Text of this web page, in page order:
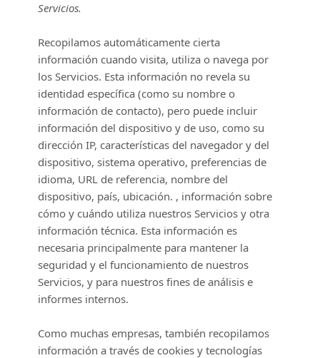
Servicios.
Recopilamos automáticamente cierta
información cuando visita, utiliza o navega por
los Servicios. Esta información no revela su
identidad específica (como su nombre o
información de contacto), pero puede incluir
información del dispositivo y de uso, como su
dirección IP, características del navegador y del
dispositivo, sistema operativo, preferencias de
idioma, URL de referencia, nombre del
dispositivo, país, ubicación. , información sobre
cómo y cuándo utiliza nuestros Servicios y otra
información técnica. Esta información es
necesaria principalmente para mantener la
seguridad y el funcionamiento de nuestros
Servicios, y para nuestros fines de análisis e
informes internos.
Como muchas empresas, también recopilamos
información a través de cookies y tecnologías